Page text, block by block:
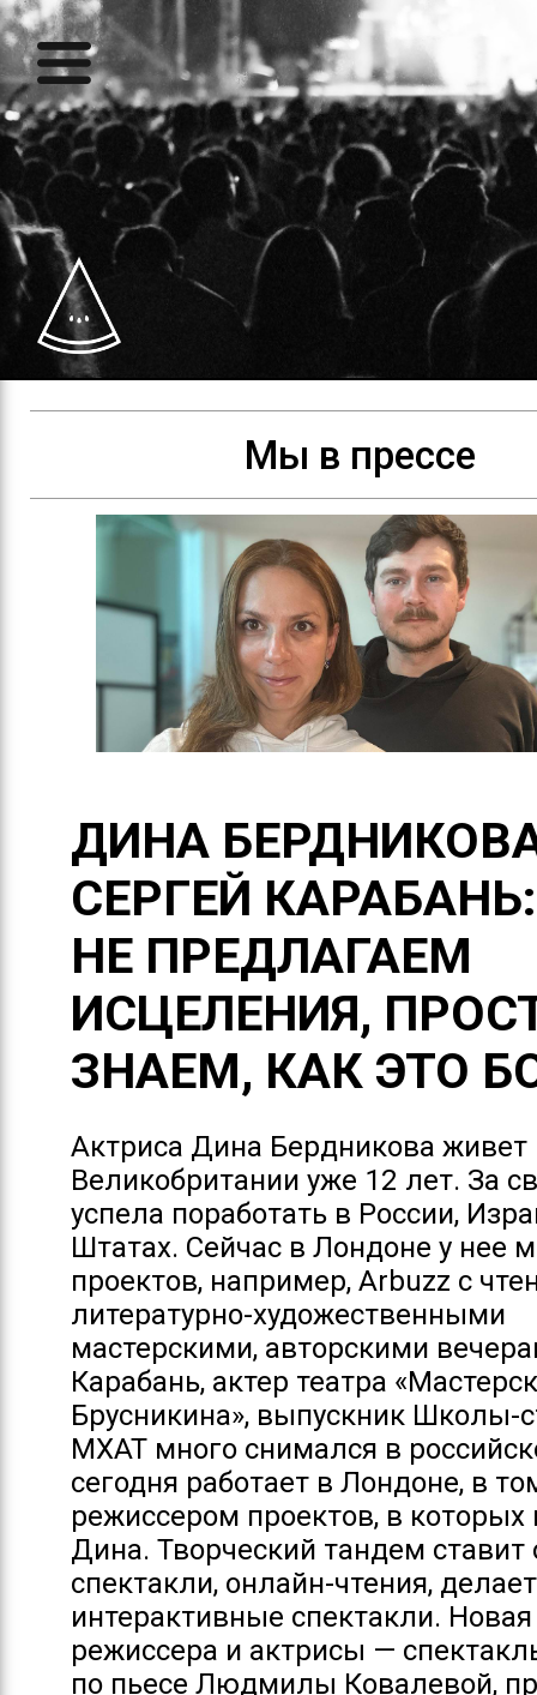
Мы в прессе
ДИНА
СЕРГЕЙ
НЕ ПРЕДЛАГАЕМ
ИСЦЕЛЕНИЯ,
ЗНАЕМ, КАК ЭТО
Актриса Дина Бердникова живет
Великобритании уже 12 лет. За
успела поработать в России,
Штатах. Сейчас в Лондоне у нее
проектов, например, Arbuzz с
литературно-художественными
мастерскими, авторскими
Карабань, актер театра
Брусникина», выпускник Школы-
МХАТ много снимался в
сегодня работает в Лондоне, в
режиссером проектов, в которых
Дина. Творческий тандем
спектакли, онлайн-чтения,
интерактивные спектакли.
режиссера и актрисы —
по пьесе Людмилы Ковалевой,